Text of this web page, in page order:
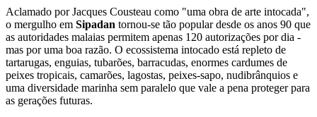
Aclamado por Jacques Cousteau como "uma obra de arte intocada",
o mergulho em Sipadan tornou-se tão popular desde os anos 90 que
as autoridades malaias permitem apenas 120 autorizações por dia -
mas por uma boa razão. O ecossistema intocado está repleto de
tartarugas, enguias, tubarões, barracudas, enormes cardumes de
peixes tropicais, camarões, lagostas, peixes-sapo, nudibrânquios e
uma diversidade marinha sem paralelo que vale a pena proteger para
as gerações futuras.